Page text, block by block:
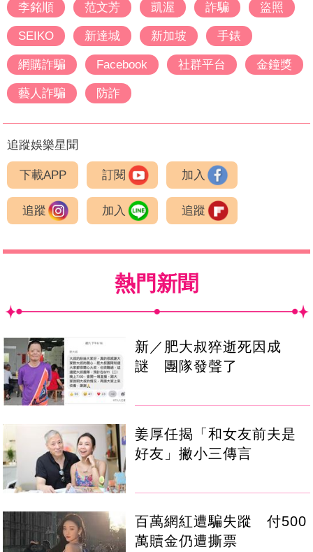
李銘順
范文芳 凱渥 詐騙 盜照
SEIKO 新達城 新加坡 手錶
網購詐騙 Facebook 社群平台 金鐘獎
藝人詐騙 防詐
追蹤娛樂星聞
下載APP 訂閱 加入
追蹤 加入 追蹤
熱門新聞
新／肥大叔猝逝死因成
謎 團隊發聲了
姜厚任揭「和女友前夫是
好友」撇小三傳言
百萬網紅遭騙失蹤 付500
萬贖金仍遭撕票